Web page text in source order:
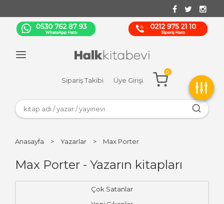
Sipariş Takibi Üye Girişi
0
Anasayfa > Yazarlar > Max Porter
Max Porter - Yazarın kitapları
Çok Satanlar